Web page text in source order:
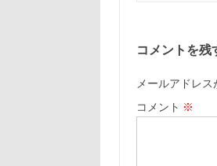
コメントを残
メールアドレス
コメント ※